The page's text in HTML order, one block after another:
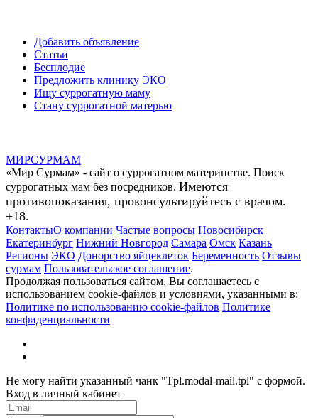
Добавить объявление
Статьи
Бесплодие
Предложить клинику ЭКО
Ищу суррогатную маму
Стану суррогатной матерью
МИРСУРМАМ
«Мир Сурмам» - сайт о суррогатном материнстве. Поиск
суррогатных мам без посредников. Имеются
противопоказания, проконсультируйтесь с врачом.
+18.
КонтактыО компании Частые вопросы Новосибирск
Екатеринбург Нижний Новгород Самара Омск Казань
Регионы ЭКО Донорство яйцеклеток Беременность Отзывы
сурмам Пользовательское соглашение.
Продолжая пользоваться сайтом, Вы соглашаетесь с
использованием cookie-файлов и условиями, указанными в:
Политике по использованию cookie-файлов Политике
конфиденциальности
Не могу найти указанный чанк "Tpl.modal-mail.tpl" с формой.
Вход в личный кабинет